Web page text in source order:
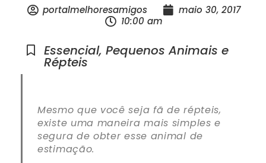
portalmelhoresamigos
maio 30, 2017
10:00 am
Essencial, Pequenos Animais e
Répteis
Mesmo que você seja fã de répteis,
existe uma maneira mais simples e
segura de obter esse animal de
estimação.